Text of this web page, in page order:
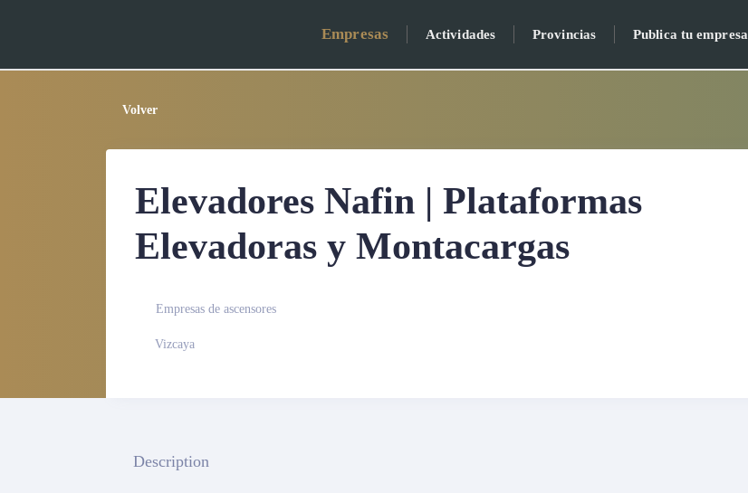
Empresas Actividades Provincias Publica tu empresa
Volver
Elevadores Nafin | Plataformas
Elevadoras y Montacargas
Empresas de ascensores
Vizcaya
Description